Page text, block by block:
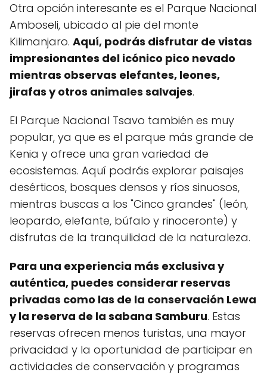
Otra opción interesante es el Parque Nacional
Amboseli, ubicado al pie del monte
Kilimanjaro. Aquí, podrás disfrutar de vistas
impresionantes del icónico pico nevado
mientras observas elefantes, leones,
jirafas y otros animales salvajes.
El Parque Nacional Tsavo también es muy
popular, ya que es el parque más grande de
Kenia y ofrece una gran variedad de
ecosistemas. Aquí podrás explorar paisajes
desérticos, bosques densos y ríos sinuosos,
mientras buscas a los "Cinco grandes" (león,
leopardo, elefante, búfalo y rinoceronte) y
disfrutas de la tranquilidad de la naturaleza.
Para una experiencia más exclusiva y
auténtica, puedes considerar reservas
privadas como las de la conservación Lewa
y la reserva de la sabana Samburu. Estas
reservas ofrecen menos turistas, una mayor
privacidad y la oportunidad de participar en
actividades de conservación y programas